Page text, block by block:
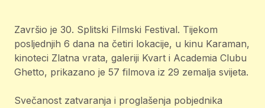
Završio je 30. Splitski Filmski Festival. Tijekom
posljednjih 6 dana na četiri lokacije, u kinu Karaman,
kinoteci Zlatna vrata, galeriji Kvart i Academia Clubu
Ghetto, prikazano je 57 filmova iz 29 zemalja svijeta.
Svečanost zatvaranja i proglašenja pobjednika